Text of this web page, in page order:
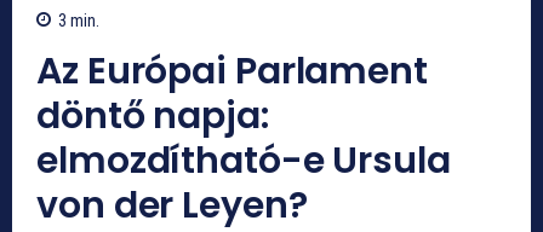
3 min.
Az Európai Parlament
döntő napja:
elmozdítható-e Ursula
von der Leyen?